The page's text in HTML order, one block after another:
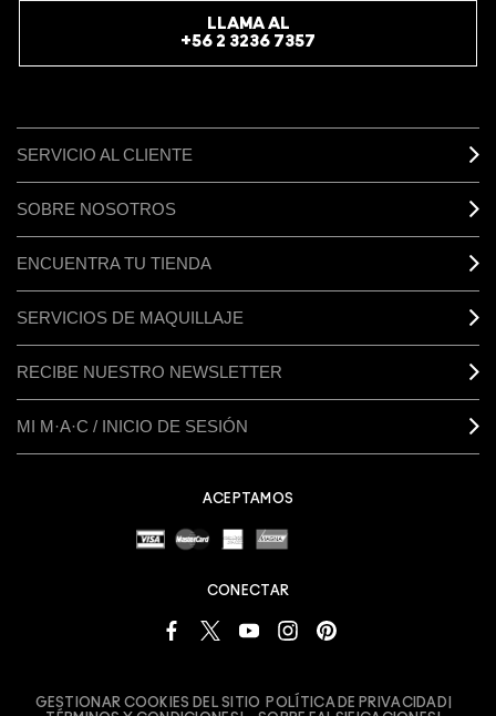
LLAMA AL
+56 2 3236 7357
SERVICIO AL CLIENTE
SOBRE NOSOTROS
ENCUENTRA TU TIENDA
SERVICIOS DE MAQUILLAJE
RECIBE NUESTRO NEWSLETTER
MI M·A·C / INICIO DE SESIÓN
ACEPTAMOS
CONECTAR
GESTIONAR COOKIES DEL SITIO
POLÍTICA DE PRIVACIDAD